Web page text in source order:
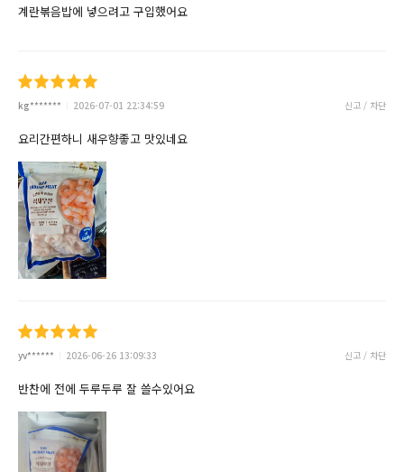
계란볶음밥에 넣으려고 구입했어요
kg******* 2026-07-01 22:34:59 신고 / 차단
요리간편하니 새우향좋고 맛있네요
yv****** 2026-06-26 13:09:33 신고 / 차단
반찬에 전에 두루두루 잘 쓸수있어요